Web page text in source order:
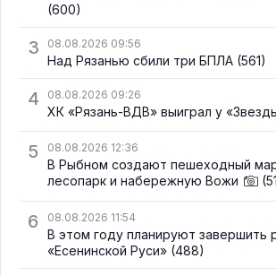
(600)
3 08.08.2026 09:56
Над Рязанью сбили три БПЛА (561)
4 08.08.2026 09:26
ХК «Рязань-ВДВ» выиграл у
5 08.08.2026 12:36
В Рыбном создают пешеходный
лесопарк и набережную Вожи
6 08.08.2026 11:54
В этом году планируют завершить
«Есенинской Руси» (488)